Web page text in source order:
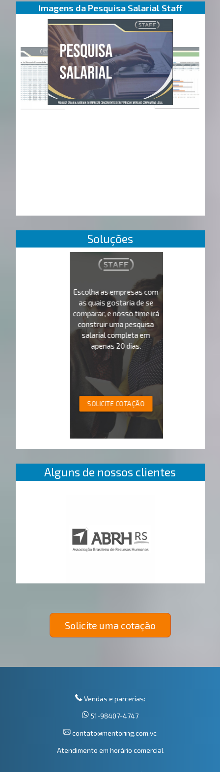
Imagens da Pesquisa Salarial Staff
Soluções
Escolha as empresas com
as quais gostaria de se
comparar, e nosso time irá
construir uma pesquisa
salarial completa em
apenas 20 dias.
SOLICITE COTAÇÃO
Alguns de nossos clientes
Solicite uma cotação
Vendas e parcerias:
51-98407-4747
contato@mentoring.com.vc
Atendimento em horário comercial